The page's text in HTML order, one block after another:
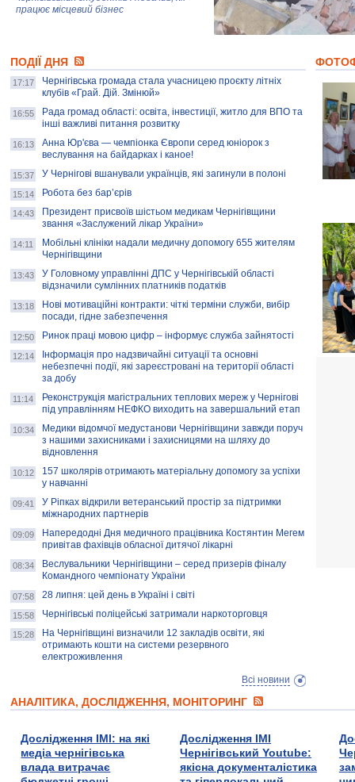
працює місцевий бізнес
колекцію про війну, емоції та тварин
AB InBev Efes Україна підтримала
навчальний проєкт "Молодіжна бізнес-
школа", спрямований на розвиток
підприємництва у Чернігівській області
Золота тварина: видання Forbes
написало про чернігівця Патрона: хто і
скільки на ньому заробляє? І куди
витрачають?
ПОДІЇ ДНЯ
17:17
Чернігівська громада стала учасницею проєкту літніх
клубів «Грай. Дій. Змінюй»
16:55
Рада громад області: освіта, інвестиції, житло для ВПО та
інші важливі питання розвитку
16:13
Анна Юр'єва — чемпіонка Європи серед юніорок з
веслування на байдарках і каное!
15:37 У Чернігові вшанували українців, які загинули в полоні
15:14 Робота без бар’єрів
14:43
Президент присвоїв шістьом медикам Чернігівщини
звання «Заслужений лікар України»
14:11
Мобільні клініки надали медичну допомогу 655 жителям
Чернігівщини
13:43
У Головному управлінні ДПС у Чернігівській області
відзначили сумлінних платників податків
13:18
Нові мотиваційні контракти: чіткі терміни служби, вибір
посади, гідне забезпечення
12:50 Ринок праці мовою цифр – інформує служба зайнятості
12:14
Інформація про надзвичайні ситуації та основні
небезпечні події, які зареєстровані на території області
за добу
11:14
Реконструкція магістральних теплових мереж у Чернігові
під управлінням НЕФКО виходить на завершальний етап
10:34
Медики відомчої медустанови Чернігівщини завжди поруч
з нашими захисниками і захисницями на шляху до
відновлення
10:12
157 школярів отримають матеріальну допомогу за успіхи
у навчанні
09:41
У Ріпках відкрили ветеранський простір за підтримки
міжнародних партнерів
09:09
Напередодні Дня медичного працівника Костянтин Мегем
привітав фахівців обласної дитячої лікарні
08:34
Веслувальники Чернігівщини – серед призерів фіналу
Командного чемпіонату України
07:58 28 липня: цей день в Україні і світі
15:58 Чернігівські поліцейські затримали наркоторговця
15:28
На Чернігівщині визначили 12 закладів освіти, які
отримають кошти на системи резервного
електроживлення
Всі новини
АНАЛІТИКА, ДОСЛІДЖЕННЯ, МОНІТОРИНГ
Дослідження ІМІ: на які
медіа чернігівська
влада витрачає
Дослідження ІМІ
Чернігівський Youtube:
якісна документалістика